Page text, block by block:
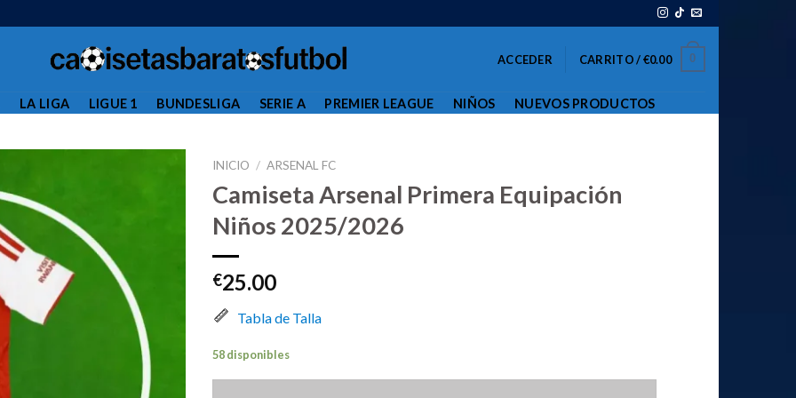
ACCEDER CARRITO /€0.00 0
LA LIGA LIGUE 1 BUNDESLIGA SERIE A PREMIER LEAGUE NIÑOS NUEVOS PRODUCTOS
INICIO / ARSENAL FC
Camiseta Arsenal Primera Equipación
Niños 2025/2026
€25.00
Tabla de Talla
58 disponibles